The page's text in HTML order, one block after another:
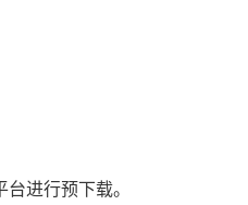
进行预下载。